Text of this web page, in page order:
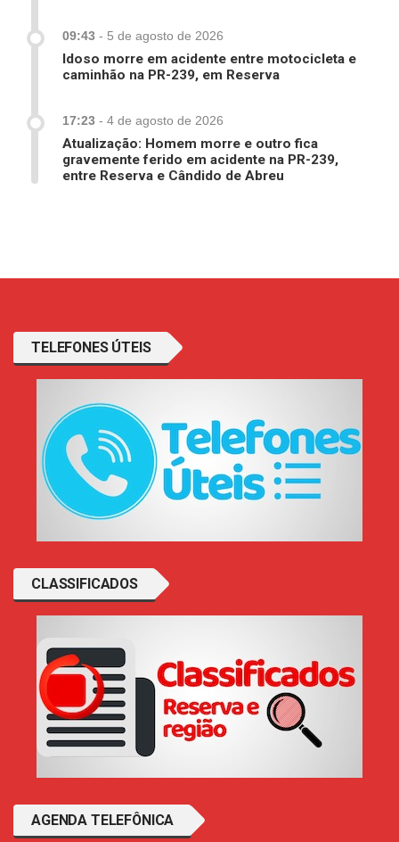
09:43 - 5 de agosto de 2026
Idoso morre em acidente entre motocicleta e
caminhão na PR-239, em Reserva
17:23 - 4 de agosto de 2026
Atualização: Homem morre e outro fica
gravemente ferido em acidente na PR-239,
entre Reserva e Cândido de Abreu
TELEFONES ÚTEIS
CLASSIFICADOS
AGENDA TELEFÔNICA